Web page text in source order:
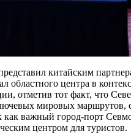
китайским
областного центра в
отметив тот факт, что
мировых
как важный город-порт
центром для туристов.